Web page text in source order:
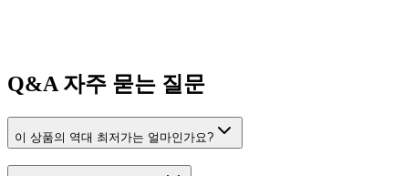
Q&A 자주 묻는 질문
이 상품의 역대 최저가는 얼마인가요?